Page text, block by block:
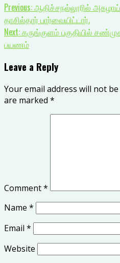
Previous:ஆதிச்சநல்லூரில்
தாசில்தார் பார்வையிட்டார்.
Next:கருங்குளம் பகுதியில்
பயணம்
Leave a Reply
Your email address will not
are marked *
Comment*
Name *
Email *
Website